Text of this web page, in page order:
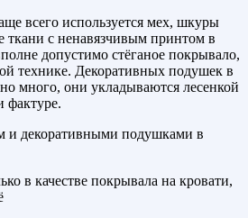
всего используется мех, шкуры
с ненавязчивым принтом в
допустимо стёганое покрывало,
технике. Декоративных подушек в
много, они укладываются лесенкой
фактуре.
в качестве покрывала на кровати,